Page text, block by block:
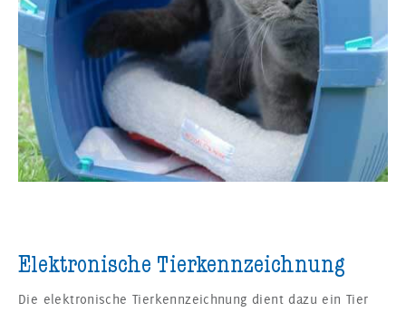
Elektronische Tierkennzeichnung
Die elektronische Tierkennzeichnung dient dazu ein Tier